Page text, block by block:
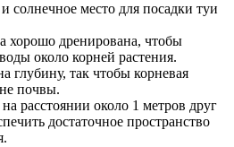
солнечное место для посадки туи
хорошо дренирована, чтобы
около корней растения.
глубину, так чтобы корневая
почвы.
расстоянии около 1 метров друг
достаточное пространство